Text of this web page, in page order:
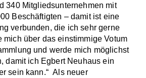
340 Mitgliedsunternehmen mit
Beschäftigten – damit ist eine
verbunden, die ich sehr gerne
mich über das einstimmige Votum
und werde mich möglichst
damit ich Egbert Neuhaus ein
sein kann.“ Als neuer